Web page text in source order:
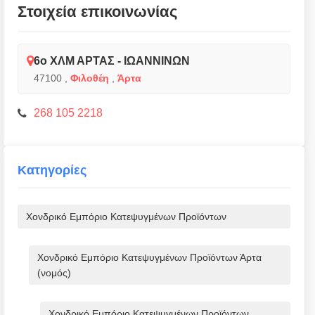
Στοιχεία επικοινωνίας
6ο ΧΛΜ ΑΡΤΑΣ - ΙΩΑΝΝΙΝΩΝ
47100 Φιλοθέη Άρτα
268 105 2218
Κατηγορίες
Χονδρικό Εμπόριο Κατεψυγμένων Προϊόντων
Χονδρικό Εμπόριο Κατεψυγμένων Προϊόντων Άρτα
(νομός)